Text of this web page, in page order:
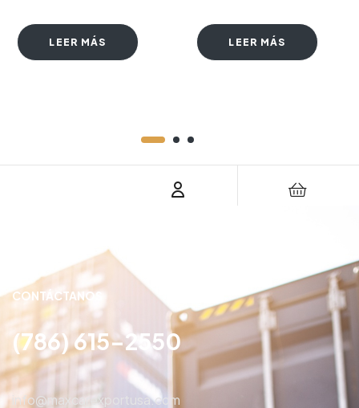
LEER MÁS LEER MÁS
CONTÁCTANOS
(786) 615-2550
info@maxcarexportusa.com